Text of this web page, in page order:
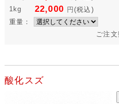
1kg
22,000 円 (税込)
重量：
ご注
酸化スズ